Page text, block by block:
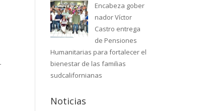
Encabeza gober
nador Víctor
Castro entrega
de Pensiones
Humanitarias para fortalecer el
bienestar de las familias
sudcalifornianas
Noticias